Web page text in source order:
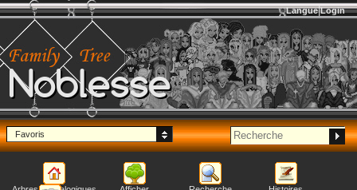
Noblesse
Langue Login
Favoris